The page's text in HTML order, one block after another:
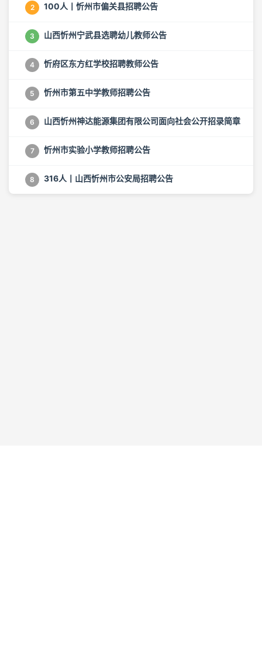
2 100人丨忻州市偏关县招聘公告
3 山西忻州宁武县选聘幼儿教师公告
4 忻府区东方红学校招聘教师公告
5 忻州市第五中学教师招聘公告
6 山西忻州神达能源集团有限公司面向社会公开招录简章
7 忻州市实验小学教师招聘公告
8 316人丨山西忻州市公安局招聘公告